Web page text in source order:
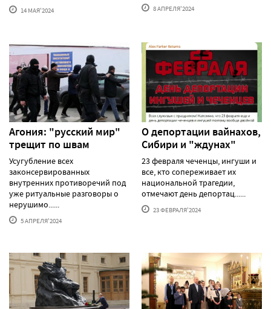
14 МАЯ'2024 8 АПРЕЛЯ'2024
Агония: "русский мир"
трещит по швам
Усугубление всех
законсервированных
внутренних противоречий под
уже ритуальные разговоры о
нерушимо......
5 АПРЕЛЯ'2024
О депортации вайнахов,
Сибири и "ждунах"
23 февраля чеченцы, ингуши и
все, кто сопереживает их
национальной трагедии,
отмечают день депортац......
23 ФЕВРАЛЯ'2024